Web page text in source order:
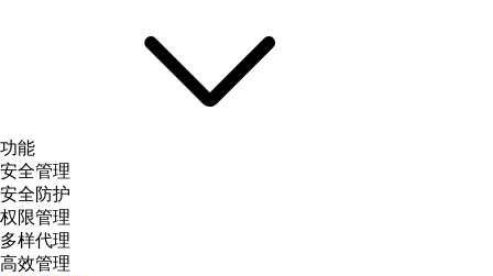
功能
安全管理
安全防护
权限管理
多样代理
高效管理